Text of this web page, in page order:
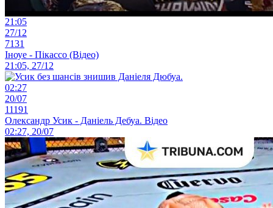
21:05
27/12
7131
Іноуе - Пікассо (Відео)
21:05, 27/12
02:27
20/07
11191
Олександр Усик - Даніель Дебуа. Відео
02:27, 20/07